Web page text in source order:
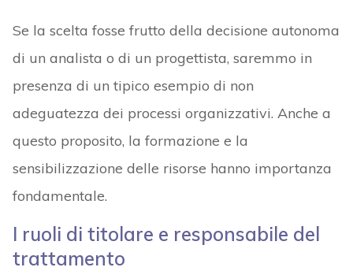
Se la scelta fosse frutto della decisione autonoma
di un analista o di un progettista, saremmo in
presenza di un tipico esempio di non
adeguatezza dei processi organizzativi. Anche a
questo proposito, la formazione e la
sensibilizzazione delle risorse hanno importanza
fondamentale.
I ruoli di titolare e responsabile del
trattamento